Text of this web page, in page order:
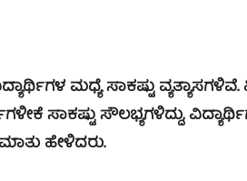
ಮಧ್ಯೆ ಸಾಕಷ್ಟು
ಸಾಕಷ್ಟು ಸೌಲಭ್ಯಗಳಿದ್ದು,
ಹೇಳಿದರು.